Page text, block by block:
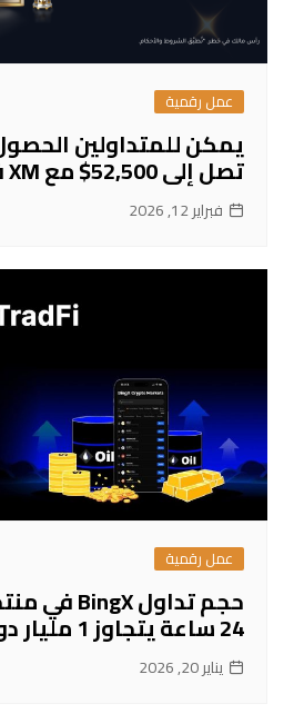
عمل رقمية
يمكن للمتداولين
تصل إلى 52,500$ مع XM في رمضان
فبراير 12, 2026
عمل رقمية
24 ساعة يتجاوز 1 مليار دولار
يناير 20, 2026